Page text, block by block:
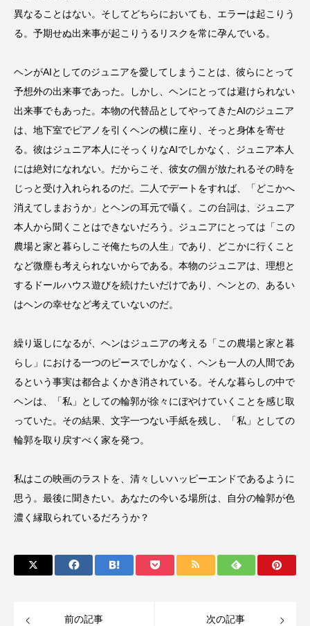
短編映画 短編集 米津玄師
菅田将暉 角舘健悟 試写会 詩
配信 銀河鉄道の夜 音楽フェス
異なることはない。そしてどちらにおいても、エラーは起こりう
る。予期せぬ出来事が起こりうるリスクを常に孕んでいる。
ヘンがAIとしてのジュニアを愛してしまうことは、彼らにとって
予想外の出来事であった。しかし、ヘンにとっては避けられない
出来事でもあった。本物の代替品としてやってきたAIのジュニア
は、地下室でピアノを引くヘンの横に座り、そっと身体を寄せ
る。彼はジュニア本人にそっくりなAIでしかなく、ジュニア本人
には絶対になれない。だからこそ、彼女の個が放たれるその時を
じっと受け入れられるのだ。二人でデートをすれば、「どこかへ
消えてしまおうか」とヘンの耳元で囁く。この台詞は、ジュニア
本人から聞くことはできないだろう。ジュニアにとっては「この
農場と家と暮らしこそ俺たちの人生」であり、どこかに行くこと
など微塵も考えられないからである。本物のジュニアは、理想と
するドールハウス遊びを続けたいだけであり、ヘンとの、あるい
はヘンの幸せなど考えていないのだ。
繰り返しになるが、ヘンはジュニアの考える「この農場と家と暮
らし」における一つのピースでしかなく、ヘンも一人の人間であ
るという事実は都合よくかき消されている。そんな暮らしの中で
ヘンは、「私」としての輪郭が徐々にぼやけていくことを感じ取
っていた。その結果、文字一つない手紙を残し、「私」としての
輪郭を取り戻すべく家を発つ。
私はこの映画のラストを、清々しいハッピーエンドであるように
思う。最後に聞きたい。あなたの今いる場所は、自分の輪郭が色
濃く縁取られているだろうか？
前の記事 次の記事